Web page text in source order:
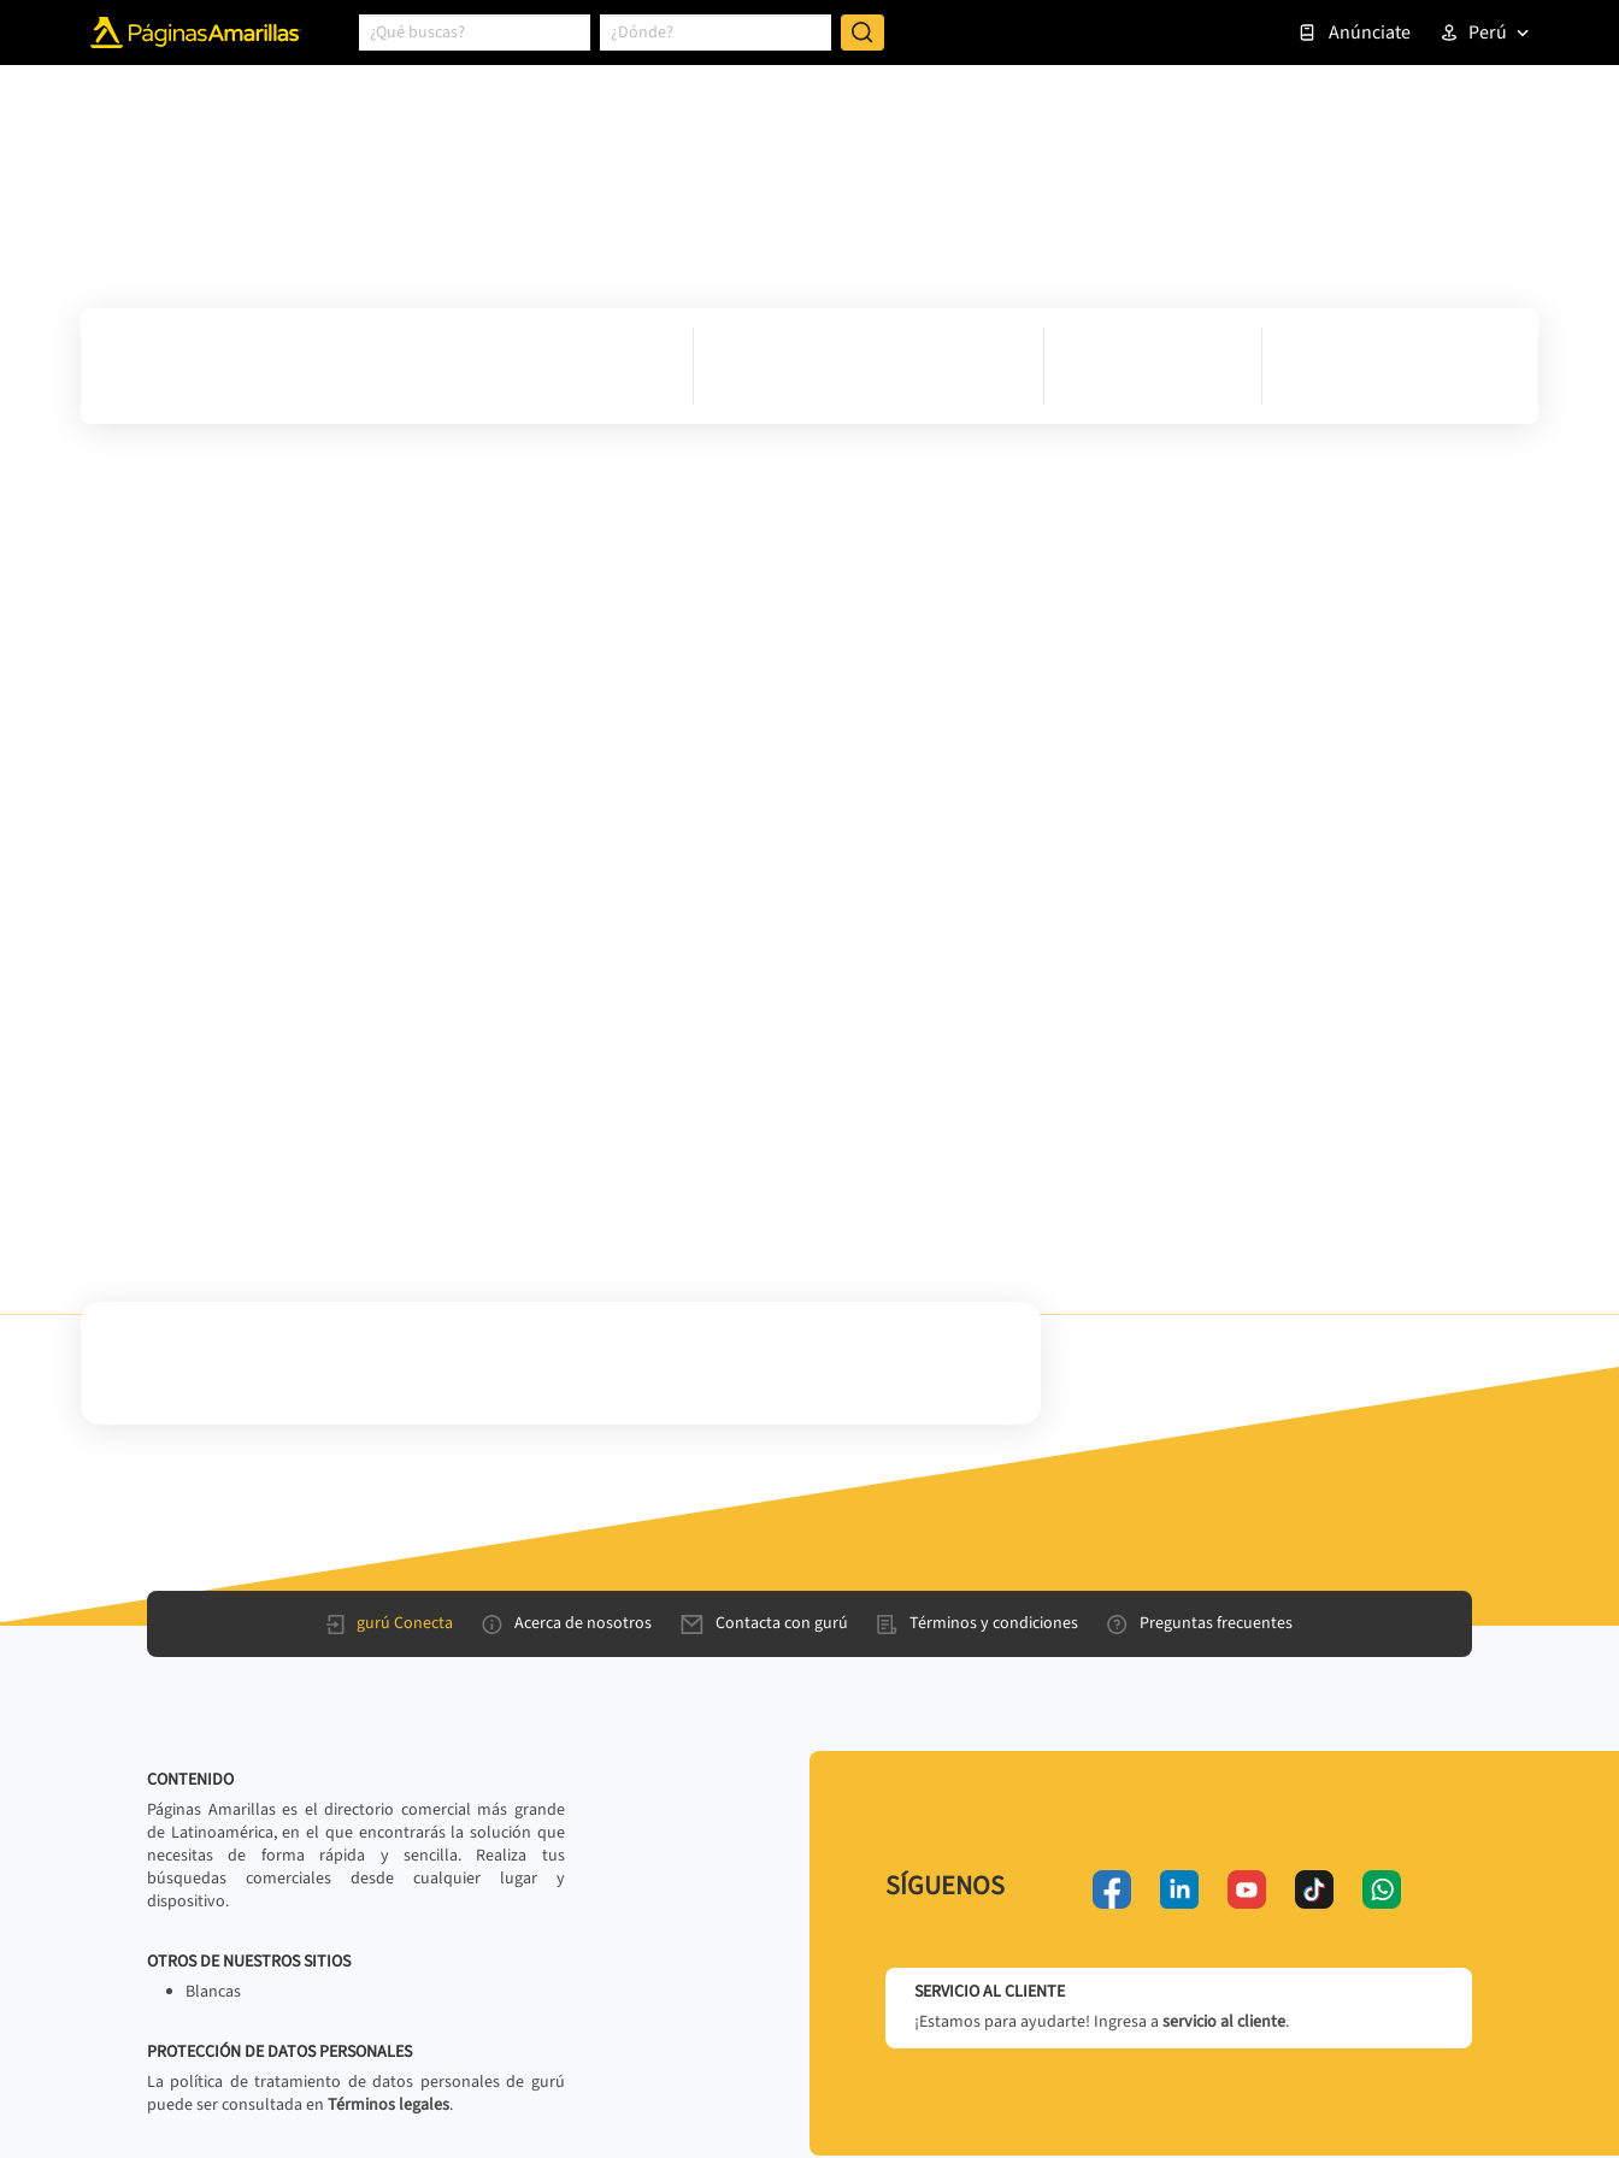
Anúnciate Perú
gurú Conecta Acerca de nosotros Contacta con gurú Términos y condiciones Preguntas frecuentes
CONTENIDO
Páginas Amarillas es el directorio comercial más grande
de Latinoamérica, en el que encontrarás la solución que
necesitas de forma rápida y sencilla. Realiza tus
búsquedas comerciales desde cualquier lugar y
dispositivo.
OTROS DE NUESTROS SITIOS
Blancas
PROTECCIÓN DE DATOS PERSONALES
La política de tratamiento de datos personales de gurú
puede ser consultada en Términos legales.
SÍGUENOS
SERVICIO AL CLIENTE
¡Estamos para ayudarte! Ingresa a servicio al cliente.